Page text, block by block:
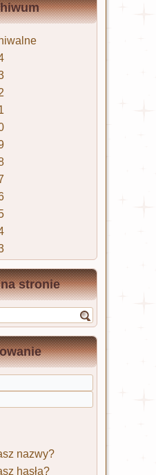
stronie
nazwy?
hasła?